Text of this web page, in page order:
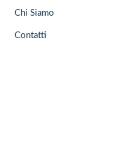
Chi Siamo
Contatti